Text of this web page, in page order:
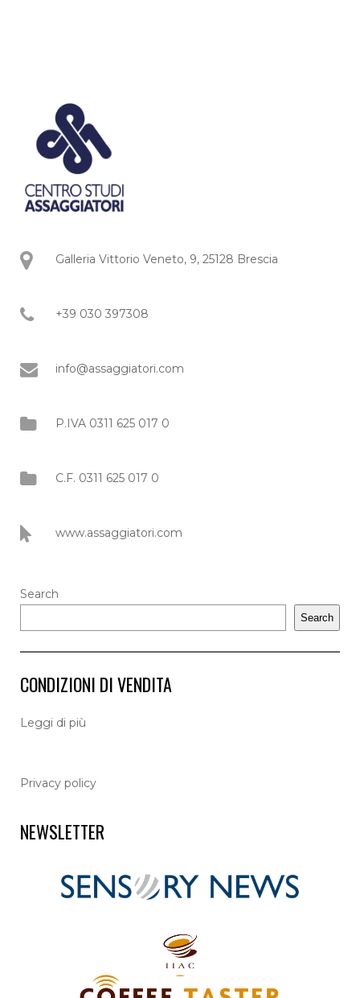
Galleria Vittorio Veneto, 9, 25128 Brescia
+39 030 397308
info@assaggiatori.com
P.IVA 0311 625 017 0
C.F. 0311 625 017 0
www.assaggiatori.com
Search
Search
CONDIZIONI DI VENDITA
Leggi di più
Privacy policy
NEWSLETTER